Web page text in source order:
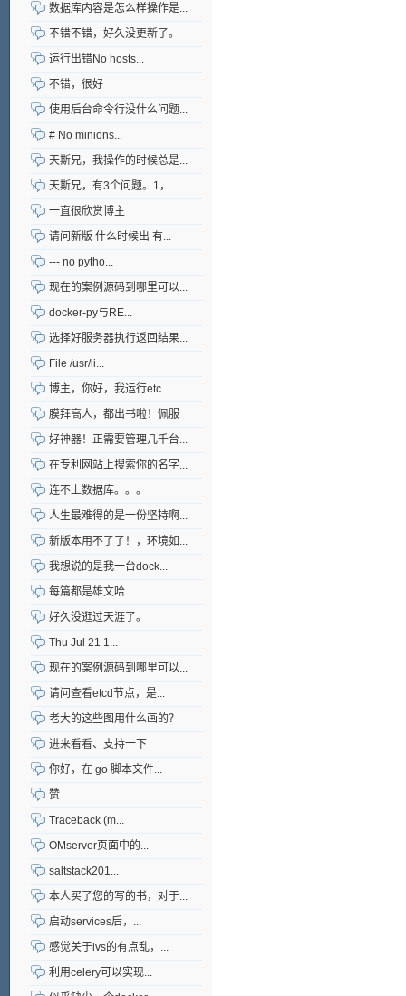
数据库内容是怎么样操作是...
不错不错，好久没更新了。
运行出错No hosts...
不错，很好
使用后台命令行没什么问题...
# No minions...
天斯兄，我操作的时候总是...
天斯兄，有3个问题。1，...
一直很欣赏博主
请问新版 什么时候出 有...
--- no pytho...
现在的案例源码到哪里可以...
docker-py与RE...
选择好服务器执行返回结果...
File /usr/li...
博主，你好，我运行etc...
膜拜高人，都出书啦！佩服
好神器！正需要管理几千台...
在专利网站上搜索你的名字...
连不上数据库。。。
人生最难得的是一份坚持啊...
新版本用不了了！，环境如...
我想说的是我一台dock...
每篇都是雄文哈
好久没逛过天涯了。
Thu Jul 21 1...
现在的案例源码到哪里可以...
请问查看etcd节点，是...
老大的这些图用什么画的？
进来看看、支持一下
你好，在 go 脚本文件...
赞
Traceback (m...
OMserver页面中的...
saltstack201...
本人买了您的写的书，对于...
启动services后，...
感觉关于lvs的有点乱，...
利用celery可以实现...